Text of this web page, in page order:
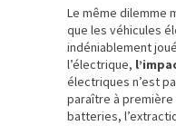
Le même dilemme
que les véhicules
indéniablement
l’électrique,
électriques n’est
paraître à première
batteries,